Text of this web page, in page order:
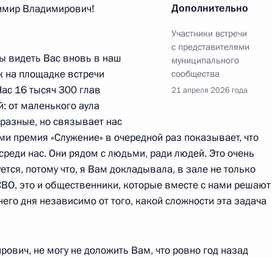
Совета Безопасности
Кремль
Продолжение. ЛДПР»
Дополнительно
Участники встречи
с представителями
муниципального
сообщества
21 апреля 2026 года
Владимирович!
видеть Вас вновь в наш
площадке встречи
16 тысяч 300 глав
от маленького аула
но связывает нас
премия «Служение» в очередной раз показывает, что
нас. Они рядом с людьми, ради людей. Это очень
потому что, я Вам докладывала, в зале не только
это и общественники, которые вместе с нами решают
дня независимо от того, какой сложности эта задача
не могу не доложить Вам, что ровно год назад